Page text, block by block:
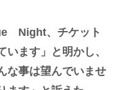
Night、チケット
ます」と明かし、
な事は望んでいませ